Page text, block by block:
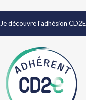
Je découvre l'adhésion CD2E